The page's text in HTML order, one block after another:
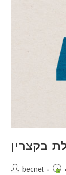
בקצרין
beonet